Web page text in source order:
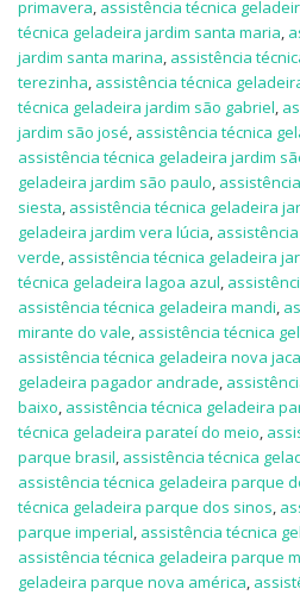
primavera, assistência técnica
técnica geladeira jardim santa maria,
jardim santa marina, assistência
terezinha, assistência técnica
técnica geladeira jardim são gabriel,
jardim são josé, assistência técnica
assistência técnica geladeira jardim
geladeira jardim são paulo,
siesta, assistência técnica geladeira
geladeira jardim vera lúcia,
verde, assistência técnica geladeira
técnica geladeira lagoa azul,
assistência técnica geladeira mandi,
mirante do vale, assistência técnica
assistência técnica geladeira nova
geladeira pagador andrade,
baixo, assistência técnica geladeira
técnica geladeira parateí do meio,
parque brasil, assistência técnica
assistência técnica geladeira parque
técnica geladeira parque dos sinos,
parque imperial, assistência técnica
assistência técnica geladeira parque
geladeira parque nova américa,